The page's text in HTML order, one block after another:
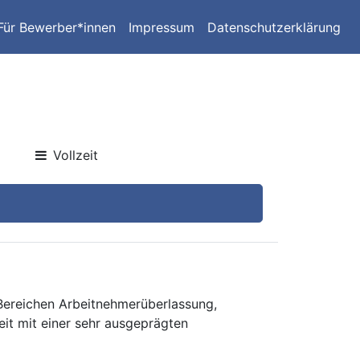
Bewerber*innen Impressum Datenschutzerklärung
Vollzeit
Arbeitnehmerüberlassung,
mit einer sehr ausgeprägten